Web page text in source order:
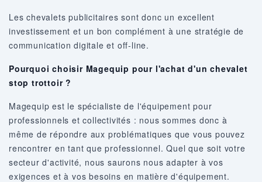
Les chevalets publicitaires sont donc un excellent
investissement et un bon complément à une stratégie de
communication digitale et off-line.
Pourquoi choisir Magequip pour l'achat d'un chevalet
stop trottoir ?
Magequip est le spécialiste de l'équipement pour
professionnels et collectivités : nous sommes donc à
même de répondre aux problématiques que vous pouvez
rencontrer en tant que professionnel. Quel que soit votre
secteur d'activité, nous saurons nous adapter à vos
exigences et à vos besoins en matière d'équipement.